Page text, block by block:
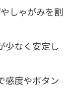
しゃがみを割
少なく安定し
感度やボタン